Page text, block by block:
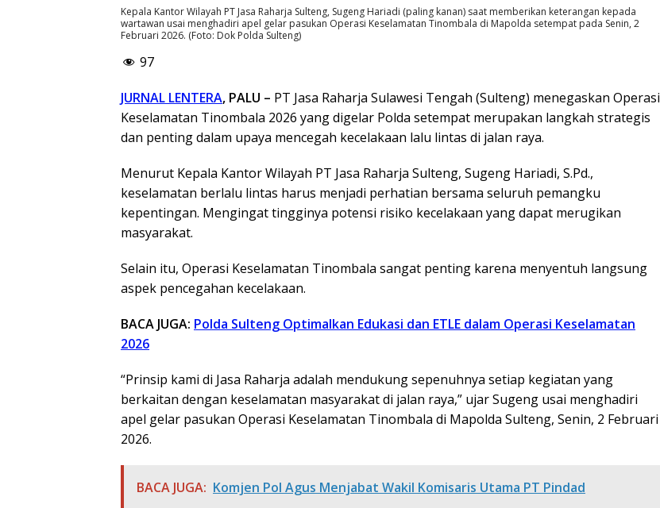
Kepala Kantor Wilayah PT Jasa Raharja Sulteng, Sugeng Hariadi (paling kanan) saat memberikan keterangan kepada
wartawan usai menghadiri apel gelar pasukan Operasi Keselamatan Tinombala di Mapolda setempat pada Senin, 2
Februari 2026. (Foto: Dok Polda Sulteng)
97
JURNAL LENTERA, PALU – PT Jasa Raharja Sulawesi Tengah (Sulteng) menegaskan Operasi
Keselamatan Tinombala 2026 yang digelar Polda setempat merupakan langkah strategis
dan penting dalam upaya mencegah kecelakaan lalu lintas di jalan raya.
Menurut Kepala Kantor Wilayah PT Jasa Raharja Sulteng, Sugeng Hariadi, S.Pd.,
keselamatan berlalu lintas harus menjadi perhatian bersama seluruh pemangku
kepentingan. Mengingat tingginya potensi risiko kecelakaan yang dapat merugikan
masyarakat.
Selain itu, Operasi Keselamatan Tinombala sangat penting karena menyentuh langsung
aspek pencegahan kecelakaan.
BACA JUGA: Polda Sulteng Optimalkan Edukasi dan ETLE dalam Operasi Keselamatan
2026
“Prinsip kami di Jasa Raharja adalah mendukung sepenuhnya setiap kegiatan yang
berkaitan dengan keselamatan masyarakat di jalan raya,” ujar Sugeng usai menghadiri
apel gelar pasukan Operasi Keselamatan Tinombala di Mapolda Sulteng, Senin, 2 Februari
2026.
BACA JUGA: Komjen Pol Agus Menjabat Wakil Komisaris Utama PT Pindad